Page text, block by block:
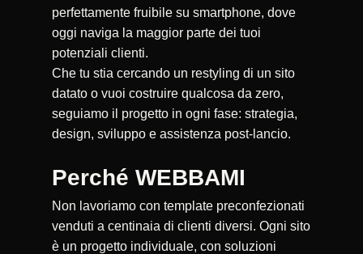
perfettamente fruibile su smartphone, dove
oggi naviga la maggior parte dei tuoi
potenziali clienti.
Che tu stia cercando un restyling di un sito
datato o vuoi costruire qualcosa da zero,
seguiamo il progetto in ogni fase: strategia,
design, sviluppo e assistenza post-lancio.
Perché WEBBAMI
Non lavoriamo con template preconfezionati
venduti a centinaia di clienti diversi. Ogni sito
è un progetto individuale, con soluzioni